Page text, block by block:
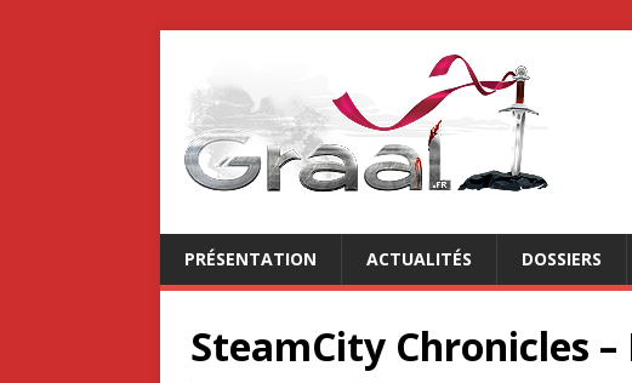
PRÉSENTATION ACTUALITÉS DOSSIERS
SteamCity Chronicles –